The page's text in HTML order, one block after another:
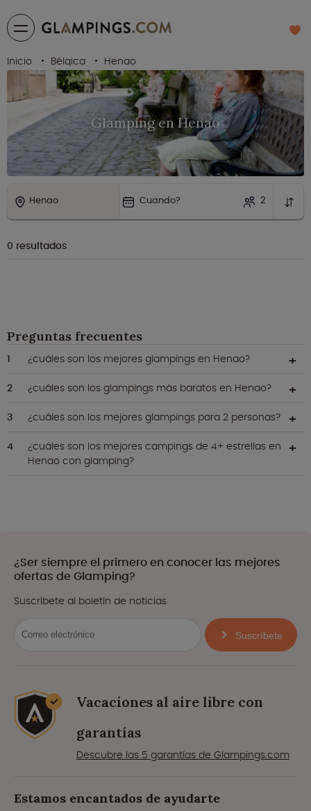
Inicio Bélgica Henao
Glamping en Henao
Henao Cuando? 2
0 resultados
Preguntas frecuentes
¿cuáles son los mejores glampings en Henao?
¿cuáles son los glampings más baratos en Henao?
¿cuáles son los mejores glampings para 2 personas?
¿cuáles son los mejores campings de 4+ estrellas en
Henao con glamping?
¿Ser siempre el primero en conocer las mejores
ofertas de Glamping?
Suscríbete al boletín de noticias
Suscríbete
Vacaciones al aire libre con
garantías
Descubre las 5 garantías de Glampings.com
Estamos encantados de ayudarte